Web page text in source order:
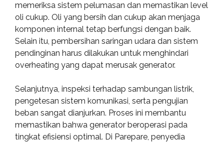
memeriksa sistem pelumasan dan memastikan level
oli cukup. Oli yang bersih dan cukup akan menjaga
komponen internal tetap berfungsi dengan baik.
Selain itu, pembersihan saringan udara dan sistem
pendinginan harus dilakukan untuk menghindari
overheating yang dapat merusak generator.
Selanjutnya, inspeksi terhadap sambungan listrik,
pengetesan sistem komunikasi, serta pengujian
beban sangat dianjurkan. Proses ini membantu
memastikan bahwa generator beroperasi pada
tingkat efisiensi optimal. Di Parepare, penyedia